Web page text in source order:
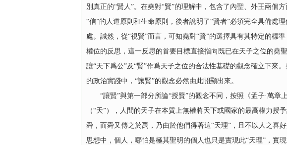
別真正的“賢人”。在堯對“賢”的理解中，包含了內聖、外王兩個
“信”的人道原則和生命原則，後者說明了“賢者”必須完全具備處
處。誠然，從“視賢”而言，可知堯對“賢”的選擇具有其特定的標
權位的反思，這一反思的首要目標直接指向既已在天子之位的堯
讓“天下爲公”及“賢”作爲天子之位的合法性基礎的觀念確立下來
的政治實踐中，“讓賢”的觀念必然由此開顯出來。
“讓賢”與第一部分所論“授賢”的觀念不同，按照《孟子·萬章
（“天”），人間的天子在本質上無權將天下或國家的最高權力
舜，而舜又傳之於禹，乃由於他們得著這“天理”，且不以人之喜
思想中，個人，哪怕是極其聖明的個人也只是實現此“天理”，實